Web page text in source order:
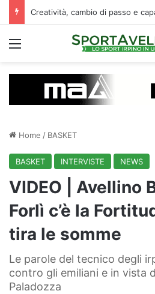
Menu
Home / BASKET
BASKET INTERVISTE NEWS
VIDEO | Avellino
Forlì c’è la
tira le somme
Le parole del tecnico degli
contro gli emiliani e in vista
Paladozza